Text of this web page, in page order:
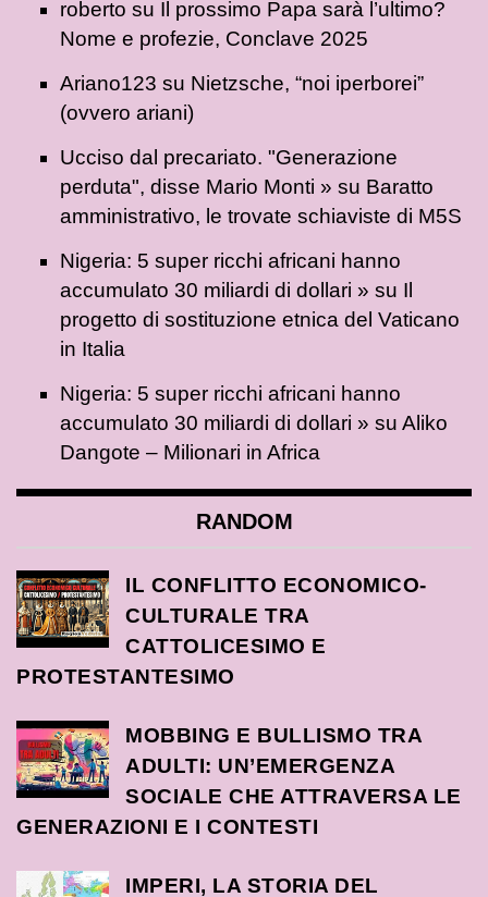
roberto su Il prossimo Papa sarà l’ultimo?
Nome e profezie, Conclave 2025
Ariano123 su Nietzsche, “noi iperborei”
(ovvero ariani)
Ucciso dal precariato. "Generazione
perduta", disse Mario Monti » su Baratto
amministrativo, le trovate schiaviste di M5S
Nigeria: 5 super ricchi africani hanno
accumulato 30 miliardi di dollari » su Il
progetto di sostituzione etnica del Vaticano
in Italia
Nigeria: 5 super ricchi africani hanno
accumulato 30 miliardi di dollari » su Aliko
Dangote – Milionari in Africa
RANDOM
IL CONFLITTO ECONOMICO-
CULTURALE TRA
CATTOLICESIMO E
PROTESTANTESIMO
MOBBING E BULLISMO TRA
ADULTI: UN’EMERGENZA
SOCIALE CHE ATTRAVERSA LE
GENERAZIONI E I CONTESTI
IMPERI, LA STORIA DEL